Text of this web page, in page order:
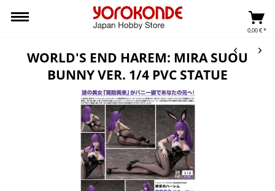
0,00 € *
WORLD'S END HAREM: MIRA SUOU
BUNNY VER. 1/4 PVC STATUE